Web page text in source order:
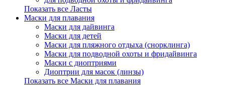
Показать все Ласты
Маски для плавания
Маски для дайвинга
Маски для детей
Маски для пляжного отдыха (снорклинга)
Маски для подводной охоты и фридайвинга
Маски с диоптриями
Диоптрии для масок (линзы)
Показать все Маски для плавания